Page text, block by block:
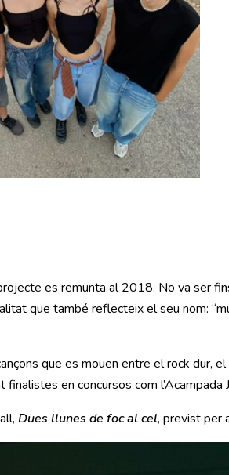
es remunta al 2018. No va ser
que també reflecteix el seu nom:
que es mouen entre el rock dur,
en concursos com l’Acampada
Dues llunes de foc al cel, previst per